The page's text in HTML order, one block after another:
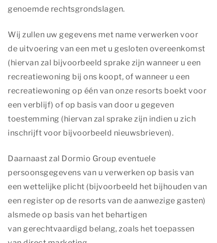
genoemde rechtsgrondslagen.
Wij zullen uw gegevens met name verwerken voor
de uitvoering van een met u gesloten overeenkomst
(hiervan zal bijvoorbeeld sprake zijn wanneer u een
recreatiewoning bij ons koopt, of wanneer u een
recreatiewoning op één van onze resorts boekt voor
een verblijf) of op basis van door u gegeven
toestemming (hiervan zal sprake zijn indien u zich
inschrijft voor bijvoorbeeld nieuwsbrieven).
Daarnaast zal Dormio Group eventuele
persoonsgegevens van u verwerken op basis van
een wettelijke plicht (bijvoorbeeld het bijhouden van
een register op de resorts van de aanwezige gasten)
alsmede op basis van het behartigen
van gerechtvaardigd belang, zoals het toepassen